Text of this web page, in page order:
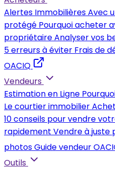
Alertes ImmobilièresAvec
protégé Pourquoi acheter
propriétaireAnalyser vos
5 erreurs à éviter Frais de
OACIQ
Vendeurs
Estimation en Ligne
Le courtier immobilier
10 conseils pour vendre
rapidement Vendre à juste
photosGuide vendeur
Outils